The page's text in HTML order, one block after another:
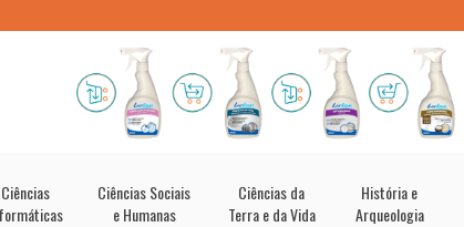
Ciências
Ciências Sociais
e Humanas
Ciências da
Terra e da Vida
História e
Arqueologia